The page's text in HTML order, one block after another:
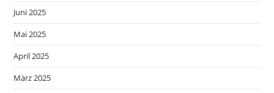
Juni 2025
Mai 2025
April 2025
März 2025